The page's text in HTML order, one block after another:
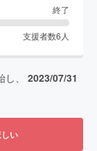
終了
支援者数6 人
し、 2023/07/31
い